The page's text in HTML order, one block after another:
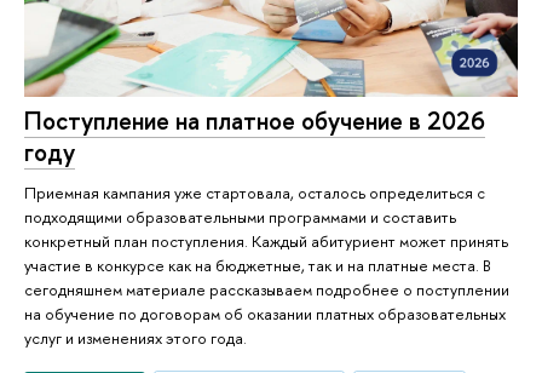
Поступление на платное обучение в 2026
году
Приемная кампания уже стартовала, осталось определиться с
подходящими образовательными программами и составить
конкретный план поступления. Каждый абитуриент может принять
участие в конкурсе как на бюджетные, так и на платные места. В
сегодняшнем материале рассказываем подробнее о поступлении
на обучение по договорам об оказании платных образовательных
услуг и изменениях этого года.